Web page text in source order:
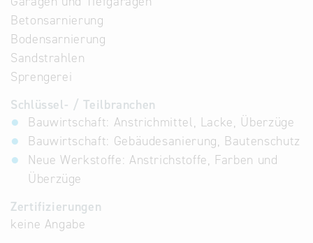
Betonsarnierung
Bodensarnierung
Sandstrahlen
Sprengerei
Schlüssel- / Teilbranchen
Bauwirtschaft: Anstrichmittel, Lacke, Überzüge
Bauwirtschaft: Gebäudesanierung, Bautenschutz
Neue Werkstoffe: Anstrichstoffe, Farben und
Überzüge
Zertifizierungen
keine Angabe